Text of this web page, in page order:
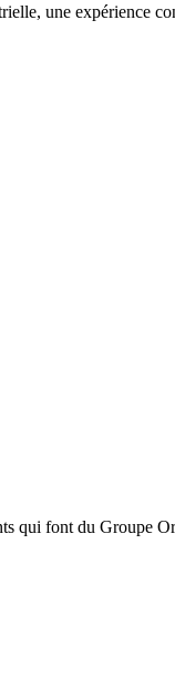
une expérience
qui font du Groupe